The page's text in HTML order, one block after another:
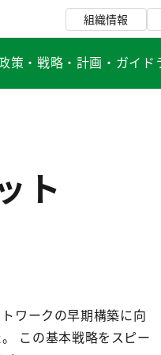
組織情報
策・戦略・計画・ガイド
ト
ワークの早期構築に向
この基本戦略をスピー